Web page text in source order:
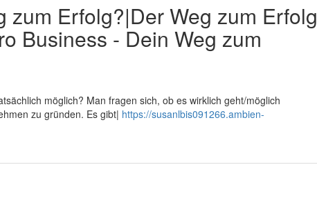
zum Erfolg?|Der Weg zum Erfolg
Business - Dein Weg zum
möglich? Man fragen sich, ob es wirklich geht/möglich
zu gründen. Es gibt| https://susanlbis091266.ambien-